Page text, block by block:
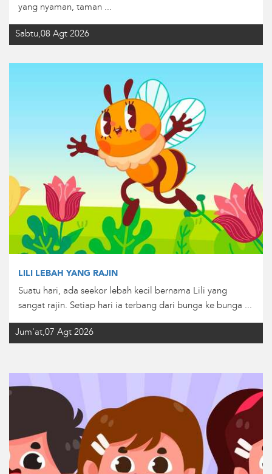
yang nyaman, taman ...
Sabtu,08 Agt 2026
LILI LEBAH YANG RAJIN
Suatu hari, ada seekor lebah kecil bernama Lili yang
sangat rajin. Setiap hari ia terbang dari bunga ke bunga ...
Jum'at,07 Agt 2026